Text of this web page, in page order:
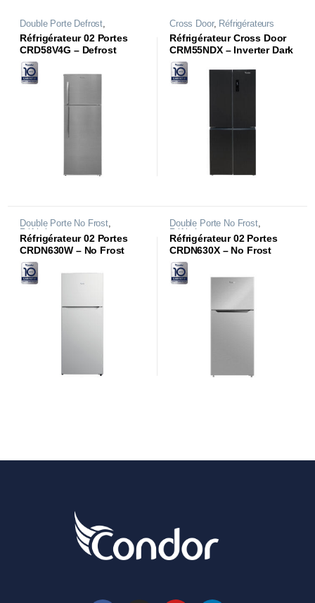
Double Porte Defrost,
Réfrigérateurs
Réfrigérateur 02 Portes
CRD58V4G – Defrost
Cross Door, Réfrigérateurs
Réfrigérateur Cross Door
CRM55NDX – Inverter Dark
Inox
Double Porte No Frost,
Réfrigérateurs
Réfrigérateur 02 Portes
CRDN630W – No Frost
Double Porte No Frost,
Réfrigérateurs
Réfrigérateur 02 Portes
CRDN630X – No Frost